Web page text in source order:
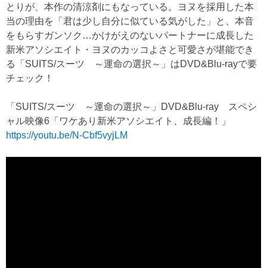
とりが、本作の清涼剤にもなっている。ヨヌを採用した本
当の理由を「君は少し自分に似ている気がした」と、本音
をもらすガンソク…かけがえのないパートナーに成長した
新米アソシエイト・ヨヌのカッコよさと可愛さが堪能でき
る「SUITS/スーツ ～運命の選択～」はDVD&Blu-rayで要
チェック！
「SUITS/スーツ ～運命の選択～」DVD&Blu-ray スペシ
ャル映像6「ワケあり新米アソシエイト、成長編！」
https://youtu.be/N-Cbf5vyjLM